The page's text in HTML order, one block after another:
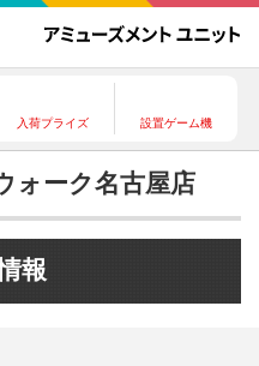
入荷プライズ 設置ゲーム機
ォーク名古屋店
報